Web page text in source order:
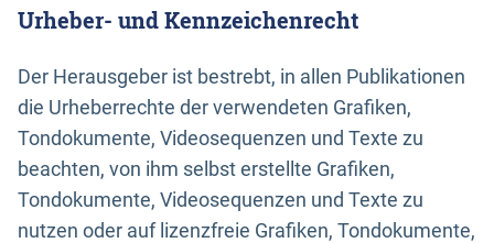
Urheber- und Kennzeichenrecht
Der Herausgeber ist bestrebt, in allen Publikationen
die Urheberrechte der verwendeten Grafiken,
Tondokumente, Videosequenzen und Texte zu
beachten, von ihm selbst erstellte Grafiken,
Tondokumente, Videosequenzen und Texte zu
nutzen oder auf lizenzfreie Grafiken, Tondokumente,